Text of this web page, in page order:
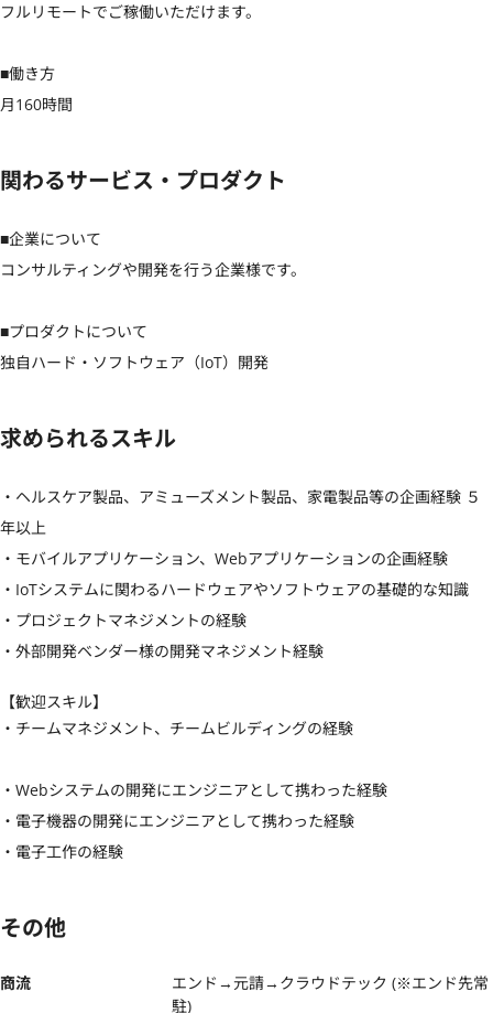
フルリモートでご稼働いただけます。
■働き方
月160時間
関わるサービス・プロダクト
■企業について
コンサルティングや開発を行う企業様です。
■プロダクトについて
独自ハード・ソフトウェア（IoT）開発
求められるスキル
・ヘルスケア製品、アミューズメント製品、家電製品等の企画経験 ５
年以上
・モバイルアプリケーション、Webアプリケーションの企画経験
・IoTシステムに関わるハードウェアやソフトウェアの基礎的な知識
・プロジェクトマネジメントの経験
・外部開発ベンダー様の開発マネジメント経験
【歓迎スキル】
・チームマネジメント、チームビルディングの経験
・Webシステムの開発にエンジニアとして携わった経験
・電子機器の開発にエンジニアとして携わった経験
・電子工作の経験
その他
商流
エンド→元請→クラウドテック (※エンド先常
駐)